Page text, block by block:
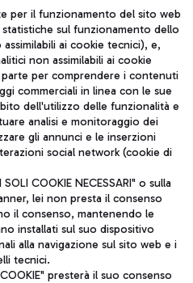
JOURNAL
ITA
soggetta a direzione e
per il funzionamento del sito web
sul funzionamento dello
ai cookie tecnici), e,
non assimilabili ai cookie
per comprendere i contenuti
commerciali in linea con le sue
dell'utilizzo delle funzionalità e
analisi e monitoraggio dei
gli annunci e le inserzioni
social network (cookie di
COOKIE NECESSARI" o sulla
lei non presta il consenso
il consenso, mantenendo le
installati sul suo dispositivo
alla navigazione sul sito web e i
tecnici.
presterà il suo consenso